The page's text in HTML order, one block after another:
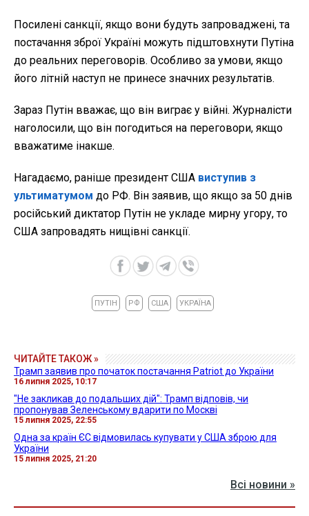
Посилені санкції, якщо вони будуть запроваджені, та
постачання зброї Україні можуть підштовхнути Путіна
до реальних переговорів. Особливо за умови, якщо
його літній наступ не принесе значних результатів.
Зараз Путін вважає, що він виграє у війні. Журналісти
наголосили, що він погодиться на переговори, якщо
вважатиме інакше.
Нагадаємо, раніше президент США виступив з
ультиматумом до РФ. Він заявив, що якщо за 50 днів
російський диктатор Путін не укладе мирну угору, то
США запровадять нищівні санкції.
ПУТІН РФ США УКРАЇНА
ЧИТАЙТЕ ТАКОЖ »
Трамп заявив про початок постачання Patriot до України
16 липня 2025, 10:17
"Не закликав до подальших дій": Трамп відповів, чи
пропонував Зеленському вдарити по Москві
15 липня 2025, 22:55
Одна за країн ЄС відмовилась купувати у США зброю для
України
15 липня 2025, 21:20
Всі новини »